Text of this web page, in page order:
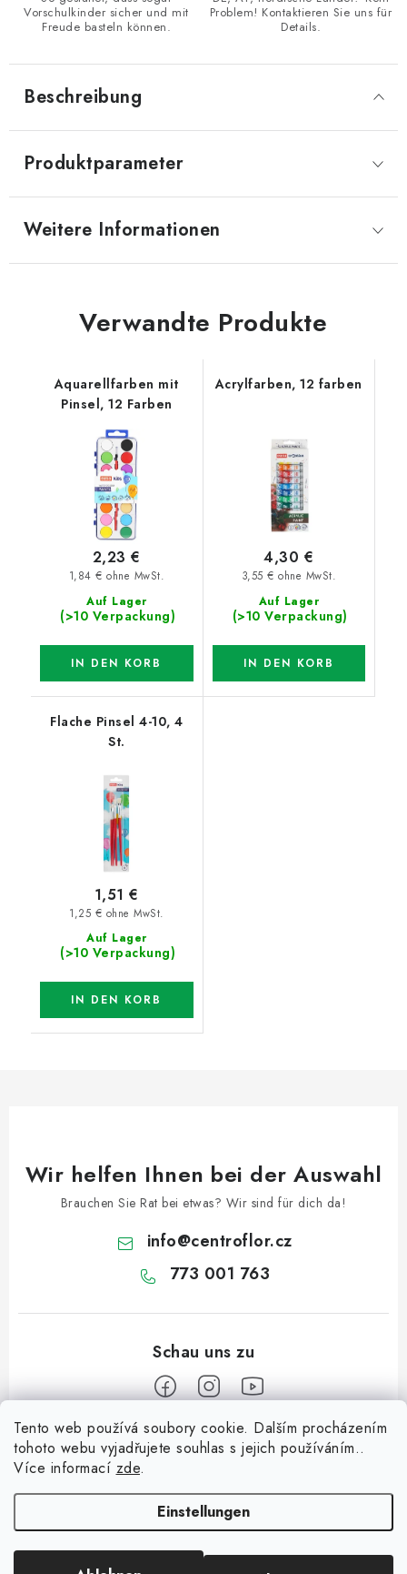
Tento web používá soubory cookie. Dalším procházením
tohoto webu vyjadřujete souhlas s jejich používáním..
Více informací zde.
Einstellungen
Vorschulkinder sicher und mit
Freude basteln können.
Problem! Kontaktieren Sie uns für
Details.
Beschreibung
Produktparameter
Weitere Informationen
Verwandte Produkte
Aquarellfarben mit
Pinsel, 12 Farben
Auf Lager
(>10 Verpackung)
1,84 € ohne MwSt.
2,23 €
IN DEN KORB
Acrylfarben, 12 farben
Auf Lager
(>10 Verpackung)
3,55 € ohne MwSt.
4,30 €
IN DEN KORB
Flache Pinsel 4-10, 4
St.
Auf Lager
(>10 Verpackung)
1,25 € ohne MwSt.
1,51 €
IN DEN KORB
Wir helfen Ihnen bei der Auswahl
Brauchen Sie Rat bei etwas? Wir sind für dich da!
info@centroflor.cz
773 001 763
Informace pro vás
Kontaktieren Sie uns